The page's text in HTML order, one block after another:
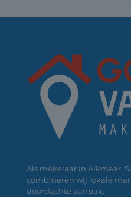
Als makelaar in Alkmaar,
combineren wij lokale
doordachte aanpak.